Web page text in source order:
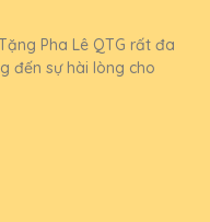
Pha Lê QTG rất đa
đến sự hài lòng cho